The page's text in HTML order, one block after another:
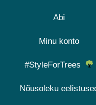
Abi
Minu konto
#StyleForTrees
Nõusoleku